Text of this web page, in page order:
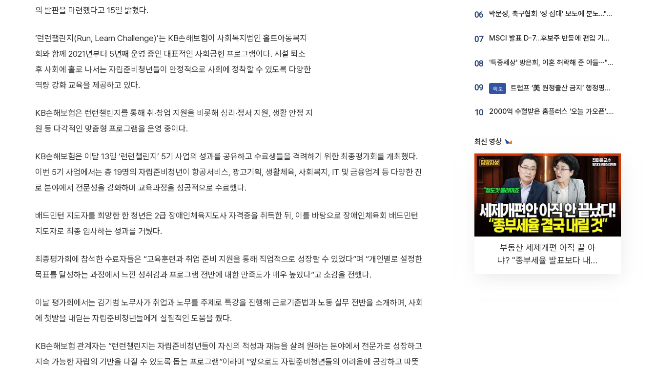
의 발판을 마련했다고 15일 밝혔다.
‘런런챌린지(Run, Learn Challenge)’는 KB손해보험이 사회복지법인 홀트아동복지
회와 함께 2021년부터 5년째 운영 중인 대표적인 사회공헌 프로그램이다. 시설 퇴소
후 사회에 홀로 나서는 자립준비청년들이 안정적으로 사회에 정착할 수 있도록 다양한
역량 강화 교육을 제공하고 있다.
KB손해보험은 런런챌린지를 통해 취·창업 지원을 비롯해 심리·정서 지원, 생활 안정 지
원 등 다각적인 맞춤형 프로그램을 운영 중이다.
KB손해보험은 이달 13일 ‘런런챌린지’ 5기 사업의 성과를 공유하고 수료생들을 격려하기 위한 최종평가회를 개최했다.
이번 5기 사업에서는 총 19명의 자립준비청년이 항공서비스, 광고기획, 생활체육, 사회복지, IT 및 금융업계 등 다양한 진
로 분야에서 전문성을 강화하며 교육과정을 성공적으로 수료했다.
배드민턴 지도자를 희망한 한 청년은 2급 장애인체육지도사 자격증을 취득한 뒤, 이를 바탕으로 장애인체육회 배드민턴
지도자로 최종 입사하는 성과를 거뒀다.
최종평가회에 참석한 수료자들은 “교육훈련과 취업 준비 지원을 통해 직업적으로 성장할 수 있었다”며 “개인별로 설정한
목표를 달성하는 과정에서 느낀 성취감과 프로그램 전반에 대한 만족도가 매우 높았다”고 소감을 전했다.
이날 평가회에서는 김기범 노무사가 취업과 노무를 주제로 특강을 진행해 근로기준법과 노동 실무 전반을 소개하며, 사회
에 첫발을 내딛는 자립준비청년들에게 실질적인 도움을 줬다.
KB손해보험 관계자는 “런런챌린지는 자립준비청년들이 자신의 적성과 재능을 살려 원하는 분야에서 전문가로 성장하고
지속 가능한 자립의 기반을 다질 수 있도록 돕는 프로그램”이라며 “앞으로도 자립준비청년들의 어려움에 공감하고 따뜻
06 박문성, 축구협회 '성 접대' 보도에 분노…"다 말아먹으려고 작정했나"
07 MSCI 발표 D-7…후보주 반등에 편입 기대 재점화
08 '특종세상' 방은희, 이혼 허락해 준 아들⋯"너무 잘 커줬다" 오열
09 속보 트럼프 ‘美 원정출산 금지’ 행정명령 서명
10 2000억 수혈받은 홈플러스 ‘오늘 가오픈’...13일 정식 개장 시험대
최신 영상
부동산 세제개편 아직 끝 아
냐? "종부세율 발표보다 내릴